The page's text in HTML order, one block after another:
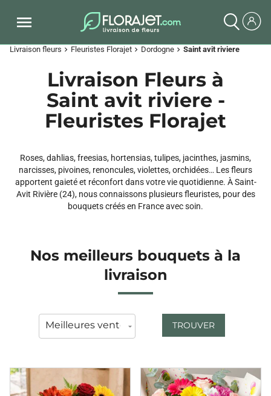
Livraison fleurs chevron_right Fleuristes Florajet chevron_right Dordogne chevron_right Saint avit riviere
Livraison Fleurs à
Saint avit riviere -
Fleuristes Florajet
Roses, dahlias, freesias, hortensias, tulipes, jacinthes, jasmins,
narcisses, pivoines, renoncules, violettes, orchidées… Les fleurs
apportent gaieté et réconfort dans votre vie quotidienne. À Saint-
Avit Rivière (24), nous connaissons plusieurs fleuristes, pour des
bouquets créés en France avec soin.
Nos meilleurs bouquets à la
livraison
TROUVER